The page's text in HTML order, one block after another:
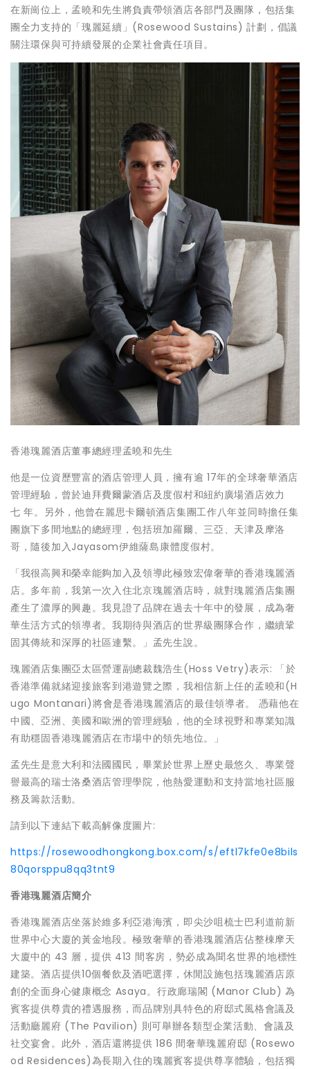
在新崗位上，孟曉和先生將負責帶領酒店各部門及團隊，包括集
團全力支持的「瑰麗延續」(Rosewood Sustains) 計劃，倡議
關注環保與可持續發展的企業社會責任項目。
香港瑰麗酒店董事總經理孟曉和先生
他是一位資歷豐富的酒店管理人員，擁有逾 17年的全球奢華酒店
管理經驗，曾於迪拜費爾蒙酒店及度假村和紐約廣場酒店效力
七 年。另外，他曾在麗思卡爾頓酒店集團工作八年並同時擔任集
團旗下多間地點的總經理，包括班加羅爾、三亞、天津及摩洛
哥，隨後加入Jayasom伊維薩島康體度假村。
「我很高興和榮幸能夠加入及領導此極致宏偉奢華的香港瑰麗酒
店。多年前，我第一次入住北京瑰麗酒店時，就對瑰麗酒店集團
產生了濃厚的興趣。我見證了品牌在過去十年中的發展，成為奢
華生活方式的領導者。我期待與酒店的世界級團隊合作，繼續鞏
固其傳統和深厚的社區連繫。」孟先生說。
瑰麗酒店集團亞太區營運副總裁魏浩生(Hoss Vetry)表示: 「於
香港準備就緒迎接旅客到港遊覽之際，我相信新上任的孟曉和(H
ugo Montanari)將會是香港瑰麗酒店的最佳領導者。 憑藉他在
中國、亞洲、美國和歐洲的管理經驗，他的全球視野和專業知識
有助穩固香港瑰麗酒店在市場中的領先地位。」
孟先生是意大利和法國國民，畢業於世界上歷史最悠久、專業聲
譽最高的瑞士洛桑酒店管理學院，他熱愛運動和支持當地社區服
務及籌款活動。
請到以下連結下載高解像度圖片:
https://rosewoodhongkong.box.com/s/eftl7kfe0e8bils
80qorsppu8qq3tnt9
香港瑰麗酒店簡介
香港瑰麗酒店坐落於維多利亞港海濱，即尖沙咀梳士巴利道前新
世界中心大廈的黃金地段。極致奢華的香港瑰麗酒店佔整棟摩天
大廈中的 43 層，提供 413 間客房，勢必成為聞名世界的地標性
建築。酒店提供10個餐飲及酒吧選擇，休閒設施包括瑰麗酒店原
創的全面身心健康概念 Asaya。行政廊瑞閣 (Manor Club) 為
賓客提供尊貴的禮遇服務，而品牌別具特色的府邸式風格會議及
活動廳麗府 (The Pavilion) 則可舉辦各類型企業活動、會議及
社交宴會。此外，酒店還將提供 186 間奢華瑰麗府邸 (Rosewo
od Residences)為長期入住的瑰麗賓客提供尊享體驗，包括獨